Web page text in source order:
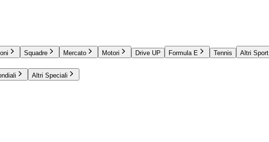
Squadre Mercato Motori Drive UP Formula E Tennis Altri Sport
Altri Speciali